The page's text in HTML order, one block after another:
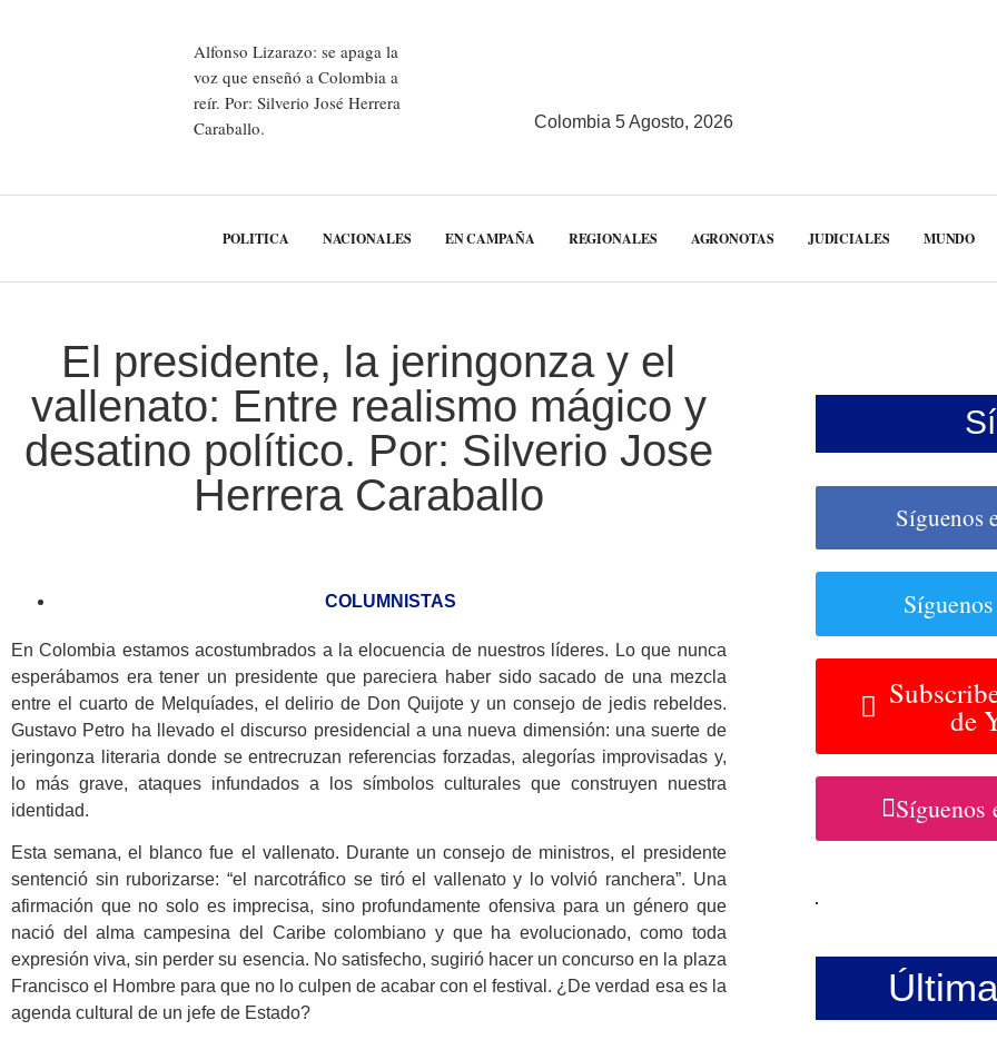
Alfonso Lizarazo: se apaga la
voz que enseñó a Colombia a
reír. Por: Silverio José Herrera
Caraballo.
Colombia 5 Agosto, 2026
POLITICA NACIONALES EN CAMPAÑA REGIONALES AGRONOTAS JUDICIALES MUNDO
El presidente, la jeringonza y el
vallenato: Entre realismo mágico y
desatino político. Por: Silverio Jose
Herrera Caraballo
COLUMNISTAS
En Colombia estamos acostumbrados a la elocuencia de nuestros líderes. Lo que nunca
esperábamos era tener un presidente que pareciera haber sido sacado de una mezcla
entre el cuarto de Melquíades, el delirio de Don Quijote y un consejo de jedis rebeldes.
Gustavo Petro ha llevado el discurso presidencial a una nueva dimensión: una suerte de
jeringonza literaria donde se entrecruzan referencias forzadas, alegorías improvisadas y,
lo más grave, ataques infundados a los símbolos culturales que construyen nuestra
identidad.
Esta semana, el blanco fue el vallenato. Durante un consejo de ministros, el presidente
sentenció sin ruborizarse: “el narcotráfico se tiró el vallenato y lo volvió ranchera”. Una
afirmación que no solo es imprecisa, sino profundamente ofensiva para un género que
nació del alma campesina del Caribe colombiano y que ha evolucionado, como toda
expresión viva, sin perder su esencia. No satisfecho, sugirió hacer un concurso en la plaza
Francisco el Hombre para que no lo culpen de acabar con el festival. ¿De verdad esa es la
agenda cultural de un jefe de Estado?
Síguenos
de